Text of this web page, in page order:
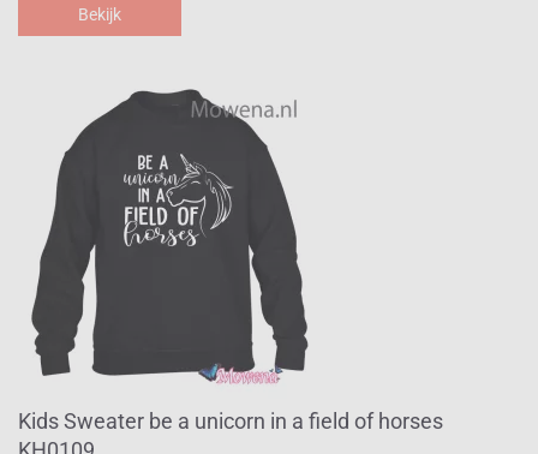
Bekijk
Kids Sweater be a unicorn in a field of horses